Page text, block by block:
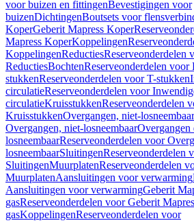
voor buizen en fittingenBevestigingen voor
buizenDichtingenBoutsets voor
KoperGeberit Mapress Koper
Mapress KoperKoppelingen
KoppelingenReductiesReserveonderdelen
ReductiesBochtenReserveonderdelen voor
stukkenReserveonderdelen voor T-stukken
circulatieReserveonderdelen voor
circulatieKruisstukkenReserveonderdelen
KruisstukkenOvergangen, niet-losneembaar
Overgangen, niet-losneembaarOvergangen
losneembaarReserveonderdelen voor
losneembaarSluitingenReserveonderdelen
SluitingenMuurplatenReserveonderdelen
MuurplatenAansluitingen voor verwarming
Aansluitingen voor verwarmingGeberit
gasReserveonderdelen voor Geberit
gasKoppelingenReserveonderdelen voor